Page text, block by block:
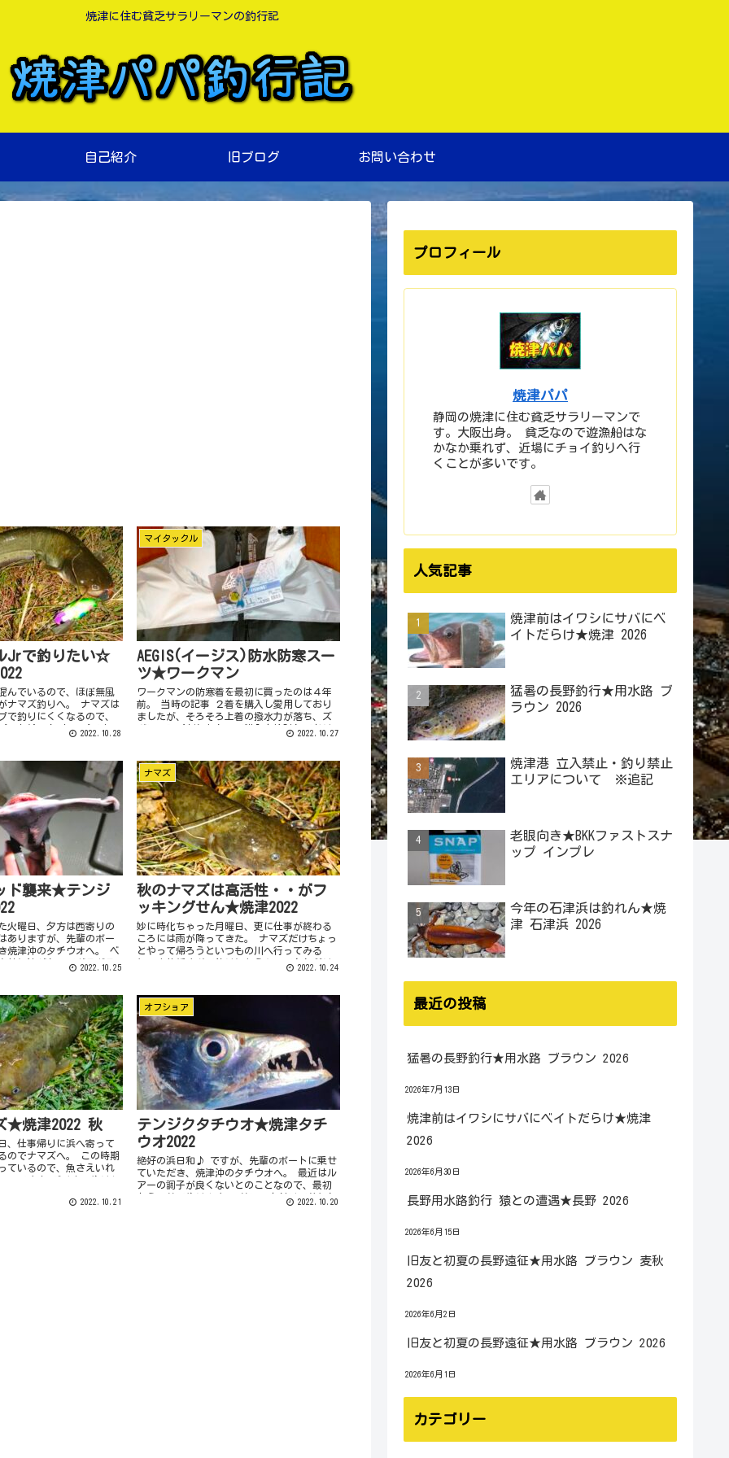
焼津に住む貧乏サラリーマンの釣行記
自己紹介 旧ブログ お問い合わせ
Jrで釣りたい☆
んでいるので、ほぼ無風
ナマズ釣りへ。 ナマズは
で釣りにくくなるので、
ートじゃ！ トップでナマ
タピーのようなカップ式
2022.10.28
マイタックル
AEGIS(イージス)防水防寒スー
ツ★ワークマン
ワークマンの防寒着を最初に買ったのは４年
前。 当時の記事 ２着を購入し愛用しており
ましたが、そろそろ上着の撥水力が落ち、ズ
ボンのひび割れもあって購入を検討しており
ました。 ダイワでもいいかな～と思っていま
2022.10.27
ド襲来★テンジ
火曜日、夕方は西寄りの
ありますが、先輩のボー
焼津沖のタチウオへ。 ベ
外に波があってグラグラ
くて既にほぼ真っ暗。
2022.10.25
ナマズ
秋のナマズは高活性・・がフ
ッキングせん★焼津2022
妙に時化ちゃった月曜日、更に仕事が終わる
ころには雨が降ってきた。 ナマズだけちょっ
とやって帰ろうといつもの川へ行ってみる
と、水位低すぎて釣りにならんので久しぶり
の場所へ。 暗くなっているのでスミス キャ
2022.10.24
★焼津2022 秋
、仕事帰りに浜へ寄って
のでナマズへ。 この時期
ているので、魚さえいれ
のです♪ デイナマやりた
2022.10.21
オフショア
テンジクタチウオ★焼津タチ
ウオ2022
絶好の浜日和♪ ですが、先輩のボートに乗せ
ていただき、焼津沖のタチウオへ。 最近はル
アーの調子が良くないとのことなので、最初
からエサでやります。 サンマを付けて落とし
ます。 すぐにアタリがあると思っ...
2022.10.20
プロフィール
焼津パパ
静岡の焼津に住む貧乏サラリーマンで
す。大阪出身。 貧乏なので遊漁船はな
かなか乗れず、近場にチョイ釣りへ行
くことが多いです。
人気記事
焼津前はイワシにサバにベ
イトだらけ★焼津 2026
猛暑の長野釣行★用水路 ブ
ラウン 2026
焼津港 立入禁止・釣り禁止
エリアについて ※追記
老眼向き★BKKファストスナ
ップ インプレ
今年の石津浜は釣れん★焼
津 石津浜 2026
最近の投稿
猛暑の長野釣行★用水路 ブラウン 2026
2026年7月13日
焼津前はイワシにサバにベイトだらけ★焼津
2026
2026年6月30日
長野用水路釣行 猿との遭遇★長野 2026
2026年6月15日
旧友と初夏の長野遠征★用水路 ブラウン 麦秋
2026
2026年6月2日
旧友と初夏の長野遠征★用水路 ブラウン 2026
2026年6月1日
カテゴリー